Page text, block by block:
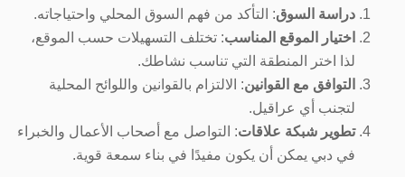
دراسة السوق: التأكد من فهم السوق المحلي واحتياجاته.
اختيار الموقع المناسب: تختلف التسهيلات حسب الموقع،
لذا اختر المنطقة التي تناسب نشاطك.
التوافق مع القوانين: الالتزام بالقوانين واللوائح المحلية
لتجنب أي عراقيل.
تطوير شبكة علاقات: التواصل مع أصحاب الأعمال والخبراء
في دبي يمكن أن يكون مفيدًا في بناء سمعة قوية.